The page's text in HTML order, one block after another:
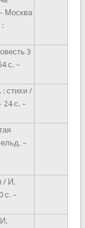
Москва
:
3
с. –
стихи /
24 с. –
–
/ И.
с. –